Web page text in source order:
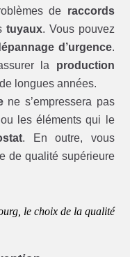
de raccords
tuyaux. Vous pouvez
d’urgence.
la production
longues années.
ne s’empressera pas
ou les éléments qui le
. En outre, vous
de qualité supérieure
le choix de la qualité